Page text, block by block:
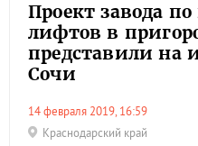
Проект завода
лифтов в
представили на
Сочи
14 февраля 2019, 16:59
Краснодарский край